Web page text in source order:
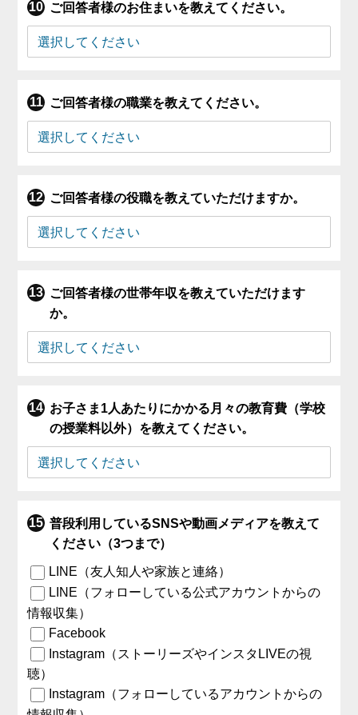
ご回答者様のお住まいを教えてください。
ご回答者様の職業を教えてください。
ご回答者様の役職を教えていただけますか。
ご回答者様の世帯年収を教えていただけます
か。
お子さま1人あたりにかかる月々の教育費（学校
の授業料以外）を教えてください。
普段利用しているSNSや動画メディアを教えて
ください（3つまで）
LINE（友人知人や家族と連絡）
LINE（フォローしている公式アカウントからの
情報収集）
Facebook
Instagram（ストーリーズやインスタLIVEの視
聴）
Instagram（フォローしているアカウントからの